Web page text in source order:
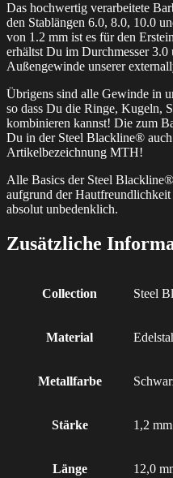
Das hochwertig verarbeitete
den Stablängen 6.0, 8.0, 10.0
von 1.2 mm ist es für den
erhältst Du im Durchmesser
Außengewinde unserer
Übrigens sind alle Gewinde in
so dass Du die Ringe, Kugeln,
kombinieren kannst! Die zum
Du in der Steel Blackline®
Artikelbezeichnung MTH!
Alle Basics der Steel
aufgrund der
absolut unbedenklich.
Zusätzliche
Collection Steel
Material
Metallfarbe
Stärke 1,2 mm
Länge 12,0